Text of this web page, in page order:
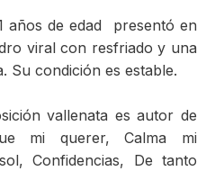
años de edad presentó en
viral con resfriado y una
Su condición es estable.
vallenata es autor de
mi querer, Calma mi
Confidencias, De tanto